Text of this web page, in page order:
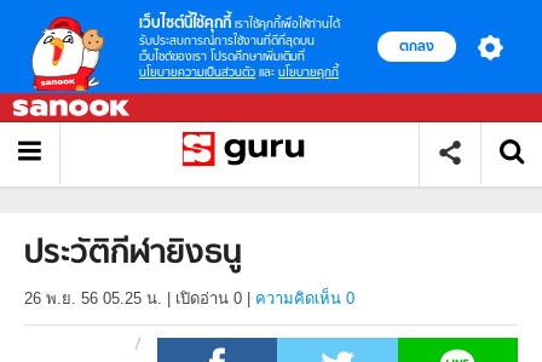
เว็บไซต์นี้ใช้คุกกี้ เราใช้คุกกี้เพื่อให้ท่านได้
รับประสบการณ์การใช้งานที่ดีที่สุดบน
เว็บไซต์ของเรา โปรดศึกษาเพิ่มเติมที่
นโยบายความเป็นส่วนตัว และ นโยบายคุกกี้
ตกลง
ประวัติกีฬายิงธนู
26 พ.ย. 56 05.25 น. เปิดอ่าน 0 ความคิดเห็น 0